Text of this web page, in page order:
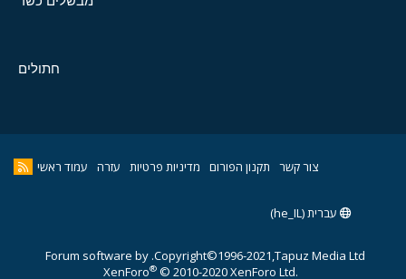
חתולים
צור קשר תקנון הפורום מדיניות פרטיות עזרה עמוד ראשי
עברית (he_IL)
Copyright©1996-2021,Tapuz Media Ltd.
Forum software by
XenForo® © 2010-2020 XenForo Ltd.